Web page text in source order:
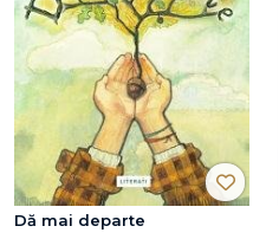
Dă mai departe